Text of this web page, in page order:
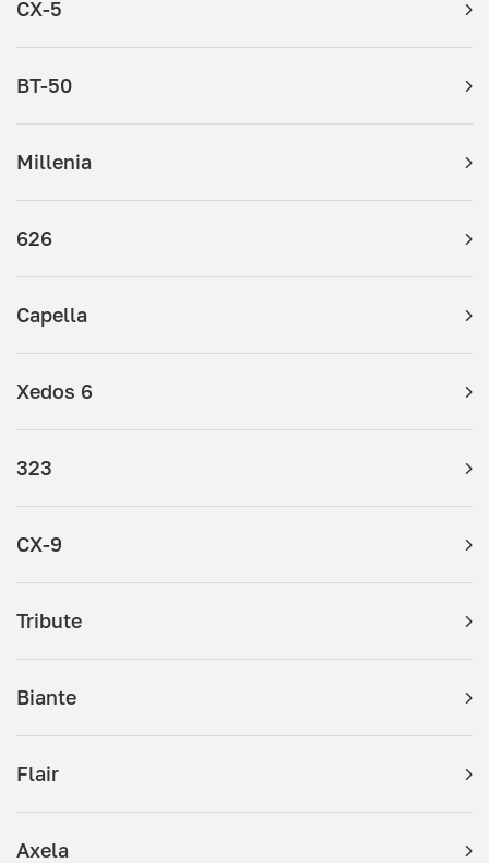
CX-5
BT-50
Millenia
626
Capella
Xedos 6
323
CX-9
Tribute
Biante
Flair
Axela